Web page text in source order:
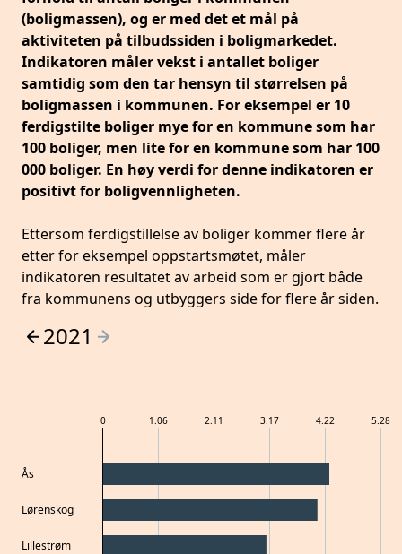
(boligmassen), og er med det et mål på
aktiviteten på tilbudssiden i boligmarkedet.
Indikatoren måler vekst i antallet boliger
samtidig som den tar hensyn til størrelsen på
boligmassen i kommunen. For eksempel er 10
ferdigstilte boliger mye for en kommune som har
100 boliger, men lite for en kommune som har 100
000 boliger. En høy verdi for denne indikatoren er
positivt for boligvennligheten.
Ettersom ferdigstillelse av boliger kommer flere år
etter for eksempel oppstartsmøtet, måler
indikatoren resultatet av arbeid som er gjort både
fra kommunens og utbyggers side for flere år siden.
2021
Ås
Lørenskog
Lillestrøm
0 1.06 2.11 3.17 4.22 5.28